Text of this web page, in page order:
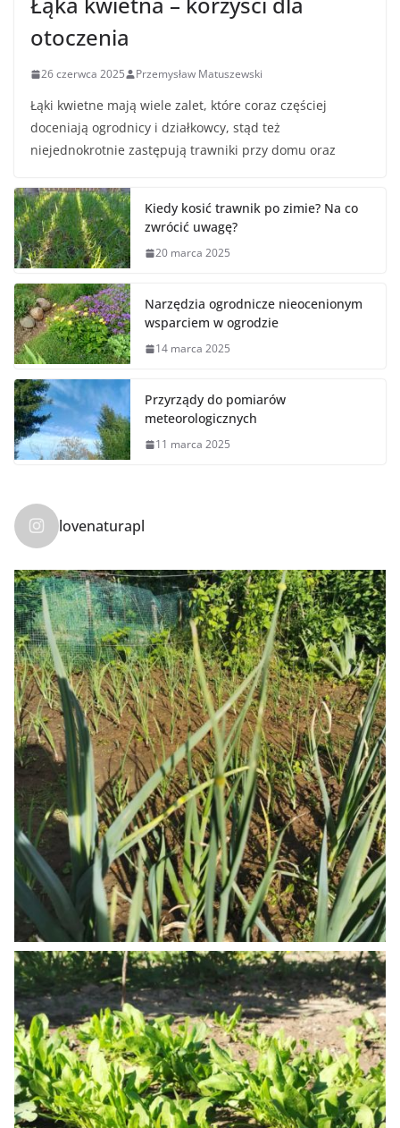
otoczenia
26 czerwca 2025 Przemysław Matuszewski
Łąki kwietne mają wiele zalet, które coraz częściej
doceniają ogrodnicy i działkowcy, stąd też
niejednokrotnie zastępują trawniki przy domu oraz
Kiedy kosić trawnik po zimie? Na co
zwrócić uwagę?
20 marca 2025
Narzędzia ogrodnicze nieocenionym
wsparciem w ogrodzie
14 marca 2025
Przyrządy do pomiarów
meteorologicznych
11 marca 2025
lovenaturapl